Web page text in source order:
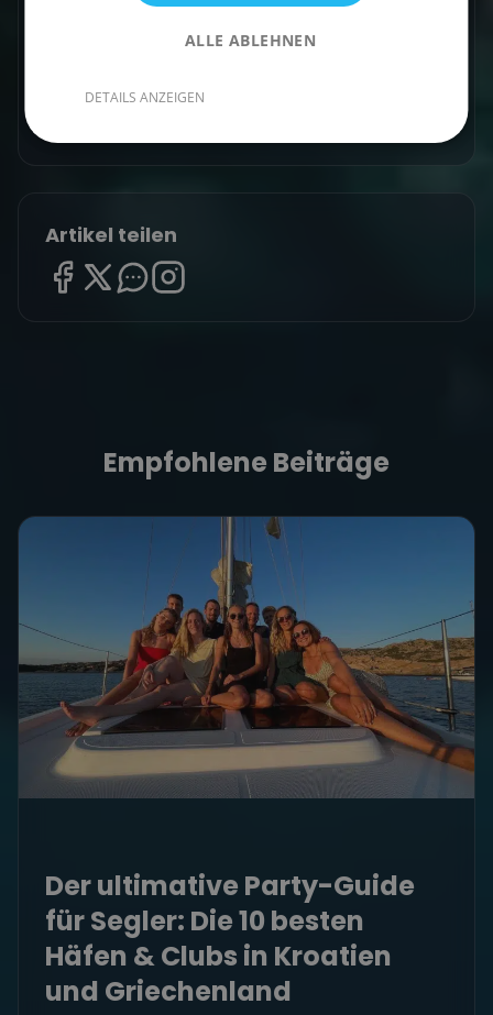
Entdecke ähnliche Törns
Törns ansehen
Artikel teilen
Empfohlene Beiträge
Der ultimative Party-Guide
für Segler: Die 10 besten
Häfen & Clubs in Kroatien
und Griechenland
ALLE ABLEHNEN
DETAILS ANZEIGEN